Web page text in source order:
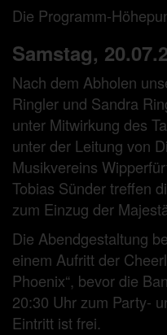
Die Programm-
Samstag,
Nach dem Abholen
Ringler und Sandra
unter Mitwirkung des
unter der Leitung von
Musikvereins
Tobias Sünder treffen
zum Einzug der
Die Abendgestaltung
einem Aufritt der
Phoenix“, bevor die
20:30 Uhr zum Party-
Eintritt ist frei.